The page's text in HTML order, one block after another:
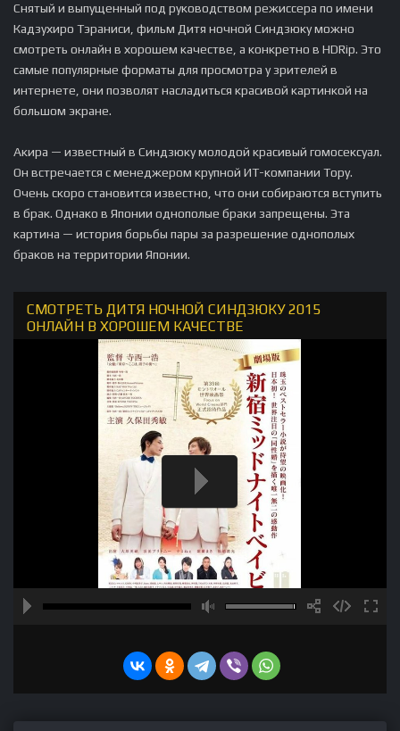
Снятый и выпущенный под руководством режиссера по имени
Кадзухиро Тэраниси, фильм Дитя ночной Синдзюку можно
смотреть онлайн в хорошем качестве, а конкретно в HDRip. Это
самые популярные форматы для просмотра у зрителей в
интернете, они позволят насладиться красивой картинкой на
большом экране.
Акира — известный в Синдзюку молодой красивый гомосексуал.
Он встречается с менеджером крупной ИТ-компании Тору.
Очень скоро становится известно, что они собираются вступить
в брак. Однако в Японии однополые браки запрещены. Эта
картина — история борьбы пары за разрешение однополых
браков на территории Японии.
СМОТРЕТЬ ДИТЯ НОЧНОЙ СИНДЗЮКУ 2015
ОНЛАЙН В ХОРОШЕМ КАЧЕСТВЕ